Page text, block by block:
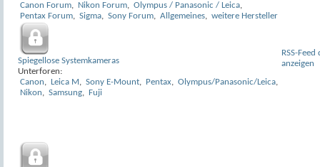
Canon Forum, Nikon Forum, Olympus / Panasonic / Leica,
Pentax Forum, Sigma, Sony Forum, Allgemeines, weitere Hersteller
Spiegellose Systemkameras
Unterforen:
Canon, Leica M, Sony E-Mount, Pentax, Olympus/Panasonic/Leica,
Nikon, Samsung, Fuji
RSS-
anzeigen